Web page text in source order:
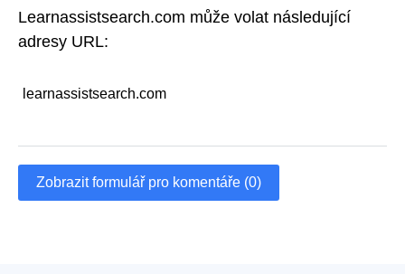
Learnassistsearch.com může volat následující
adresy URL:
learnassistsearch.com
Zobrazit formulář pro komentáře (0)